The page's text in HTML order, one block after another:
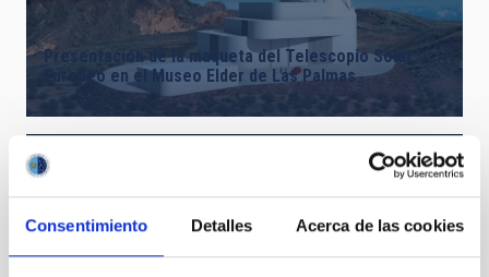
Consentimiento Detalles Acerca de las cookies
Presentación de la maqueta del Telescopio Solar
Europeo en el Museo Elder de Las Palmas